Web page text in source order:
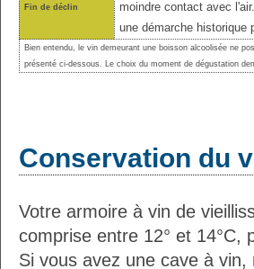
Fin de déclin
moindre contact avec
une démarche historique
Bien entendu, le vin demeurant une boisson alcoolisée ne
présenté ci-dessous. Le choix du moment de dégustation
Conservation du
Votre armoire à vin de
comprise entre 12° et 14°C,
Si vous avez une cave à